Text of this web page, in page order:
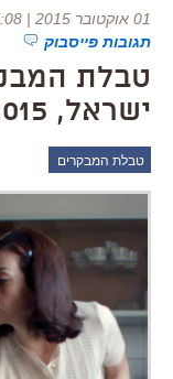
01 אוקטובר 2015 | 17:08
תגובות פייסבוק
טבלת
ישראל, 1.10.2015
טבלת המבקרים